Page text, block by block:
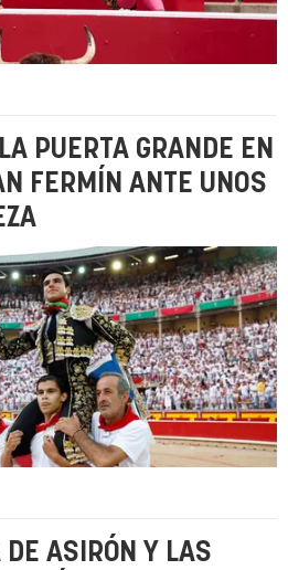
PUERTA GRANDE EN
FERMÍN ANTE UNOS
DE ASIRÓN Y LAS